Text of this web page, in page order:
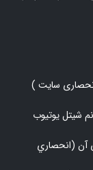
شیتل یوتیوب
آن (انحصاري